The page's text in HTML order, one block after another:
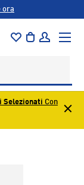
ora
BorsaAccedi
Menu
Selezionati Con